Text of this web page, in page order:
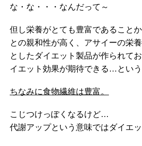
な・な・・・なんだって～
但し栄養がとても豊富であること
との親和性が高く、アサイーの栄
としたダイエット製品が作られて
イエット効果が期待できる…という
ちなみに食物繊維は豊富。
こじつけっぽくなるけど…
代謝アップという意味ではダイエッ